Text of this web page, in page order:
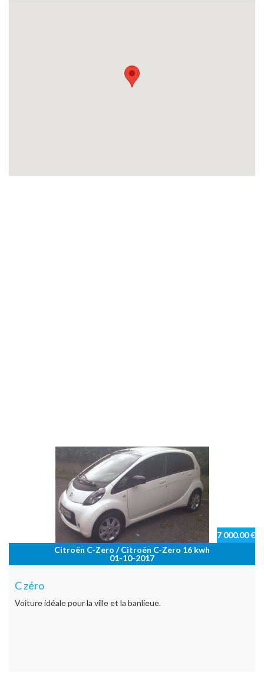
7 000.00 €
Citroën C-Zero / Citroën C-Zero 16 kwh
01-10-2017
C zéro
Voiture idéale pour la ville et la banlieue.